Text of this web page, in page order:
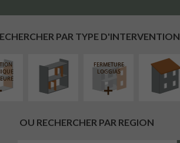
PAR TYPE D'INTERVENTION
FERMETURE
LOGGIAS
OU RECHERCHER PAR REGION